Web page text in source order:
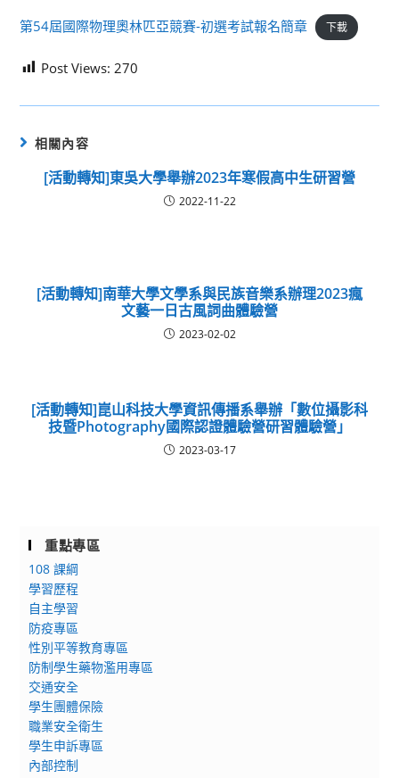
第54屆國際物理奧林匹亞競賽-初選考試報名簡章 下載
Post Views: 270
相關內容
[活動轉知]東吳大學舉辦2023年寒假高中生研習營
2022-11-22
[活動轉知]南華大學文學系與民族音樂系辦理2023瘋
文藝一日古風詞曲體驗營
2023-02-02
[活動轉知]崑山科技大學資訊傳播系舉辦「數位攝影科
技暨Photography國際認證體驗營研習體驗營」
2023-03-17
重點專區
108 課綱
學習歷程
自主學習
防疫專區
性別平等教育專區
防制學生藥物濫用專區
交通安全
學生團體保險
職業安全衛生
學生申訴專區
內部控制